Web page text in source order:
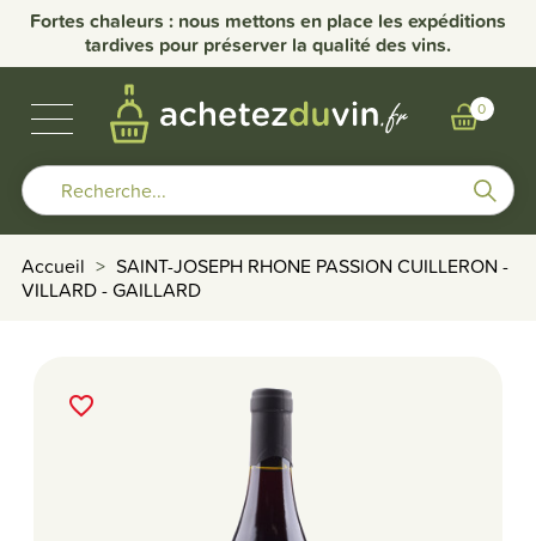
Fortes chaleurs : nous mettons en place les expéditions
tardives pour préserver la qualité des vins.
0
VINS DE BOURGOGNE
NOS DOMAINES
AUTRES RÉGIONS
BULLES & SPIRITUEUX
Accueil
SAINT-JOSEPH RHONE PASSION CUILLERON -
VILLARD - GAILLARD
favorite_border